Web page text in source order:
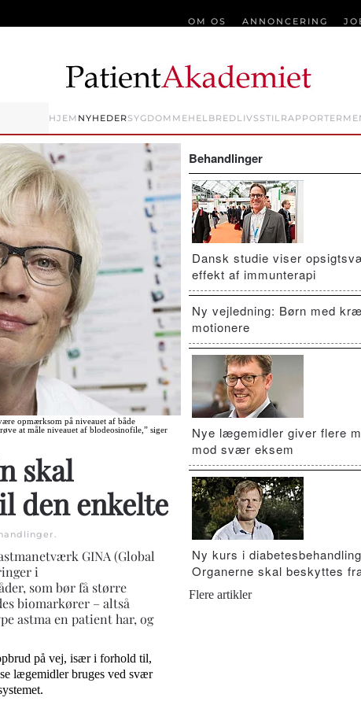
OM OS ANNONCERING
HJEM NYHEDERSYGDOMMEHELBREDLIVSSTILRAPPORTER
opmærksom på niveauet af både
at måle niveauet af blodeosinofile,” siger
skal
den enkelte
.
GINA (Global
i
som bør få større
biomarkører – altså
astma en patient har, og
på vej, især i forhold til,
lægemidler bruges ved svær
Behandlinger
Dansk studie viser
effekt af immunterapi
Ny vejledning: Børn med
motionere
Nye lægemidler giver flere
mod svær eksem
Ny kurs i
Organerne skal beskyttes
Flere artikler